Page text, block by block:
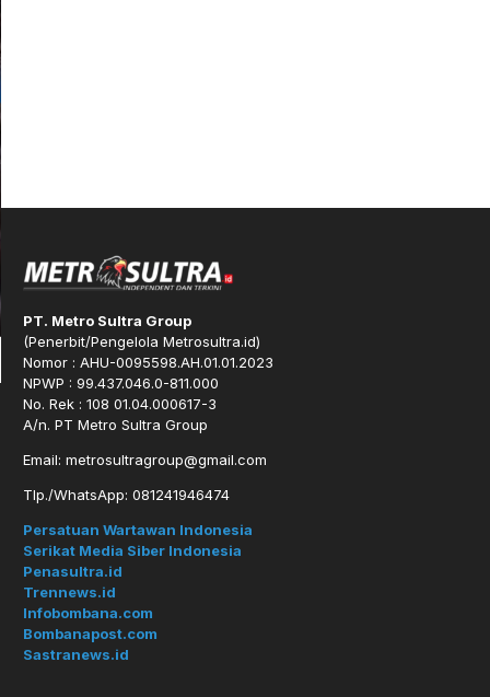
PT. Metro Sultra Group
(Penerbit/Pengelola Metrosultra.id)
Nomor : AHU-0095598.AH.01.01.2023
NPWP : 99.437.046.0-811.000
No. Rek : 108 01.04.000617-3
A/n. PT Metro Sultra Group
Email: metrosultragroup@gmail.com
Tlp./WhatsApp: 081241946474
Persatuan Wartawan Indonesia
Serikat Media Siber Indonesia
Penasultra.id
Trennews.id
Infobombana.com
Bombanapost.com
Sastranews.id